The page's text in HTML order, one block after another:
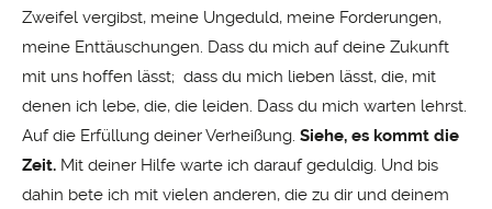
Zweifel vergibst, meine Ungeduld, meine Forderungen,
meine Enttäuschungen. Dass du mich auf deine Zukunft
mit uns hoffen lässt; dass du mich lieben lässt, die, mit
denen ich lebe, die, die leiden. Dass du mich warten lehrst.
Auf die Erfüllung deiner Verheißung. Siehe, es kommt die
Zeit. Mit deiner Hilfe warte ich darauf geduldig. Und bis
dahin bete ich mit vielen anderen, die zu dir und deinem